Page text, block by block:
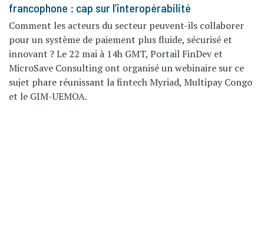
francophone : cap sur l’interopérabilité
Comment les acteurs du secteur peuvent-ils collaborer
pour un système de paiement plus fluide, sécurisé et
innovant ? Le 22 mai à 14h GMT, Portail FinDev et
MicroSave Consulting ont organisé un webinaire sur ce
sujet phare réunissant la fintech Myriad, Multipay Congo
et le GIM-UEMOA.